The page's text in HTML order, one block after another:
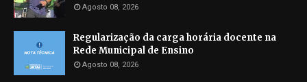
Agosto 08, 2026
Regularização da carga horária docente na
Rede Municipal de Ensino
Agosto 08, 2026